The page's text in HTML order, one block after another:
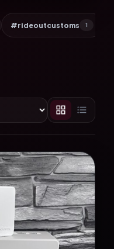
#rideoutcustoms 1